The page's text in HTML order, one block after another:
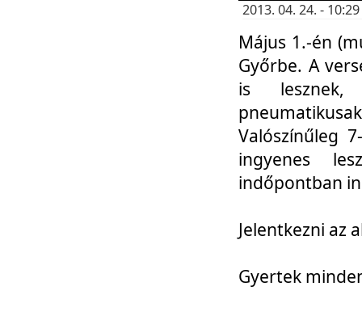
2013. 04. 24. -
Május 1.-én
Győrbe. A
is lesznek,
Valószínűleg
ingyenes
indőpontban
Jelentkezni az
Gyertek